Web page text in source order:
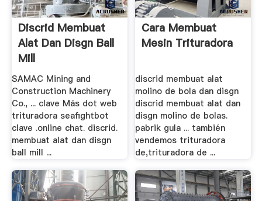
Discrid Membuat
Alat Dan Disgn Ball
Mill
SAMAC Mining and
Construction Machinery
Co., ... clave Más dot web
trituradora seafightbot
clave .online chat. discrid.
membuat alat dan disgn
ball mill ...
Cara Membuat
Mesin Trituradora
discrid membuat alat
molino de bola dan disgn
discrid membuat alat dan
disgn molino de bolas.
pabrik gula ... también
vendemos trituradora
de,trituradora de ...